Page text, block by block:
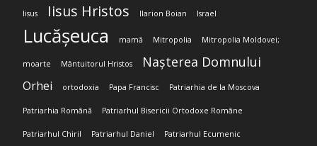
Iisus Iisus Hristos Ilarion Boian Israel
Lucășeuca mamă Mitropolia Mitropolia Moldovei;
moarte Mântuitorul Hristos Nașterea Domnului
Orhei ortodoxia Papa Francisc Patriarhia de la Moscova
Patriarhia Română Patriarhul Bisericii Ortodoxe Române
Patriarhul Chiril Patriarhul Daniel Patriarhul Ecumenic